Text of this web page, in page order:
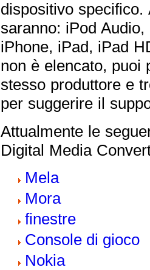
dispositivo
saranno: iPod
iPhone, iPad, iPad
non è elencato, puoi
stesso produttore e
per suggerire il
Attualmente le
Digital Media
Mela
Mora
finestre
Console di gioco
Nokia